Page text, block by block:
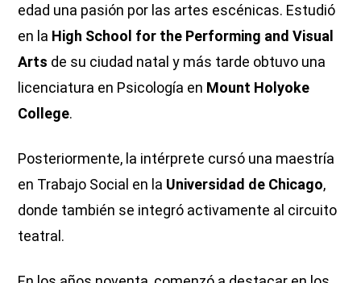
edad una pasión por las artes escénicas. Estudió
en la High School for the Performing and Visual
Arts de su ciudad natal y más tarde obtuvo una
licenciatura en Psicología en Mount Holyoke
College.
Posteriormente, la intérprete cursó una maestría
en Trabajo Social en la Universidad de Chicago,
donde también se integró activamente al circuito
teatral.